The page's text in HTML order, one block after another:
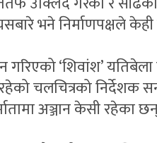
भने निर्माणपक्षले
‘शिवांश’ यतिबेला
चलचित्रको निर्देशक
अञ्जान केसी रहेका